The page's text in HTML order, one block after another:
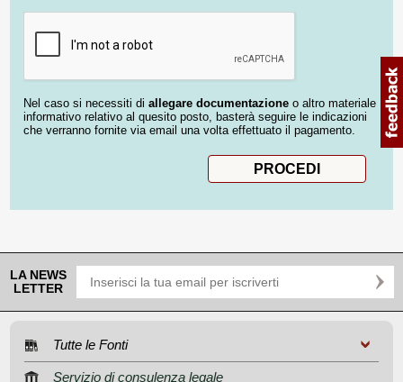
Nel caso si necessiti di allegare documentazione o altro materiale
informativo relativo al quesito posto, basterà seguire le indicazioni
che verranno fornite via email una volta effettuato il pagamento.
LA NEWS
LETTER
Tutte le Fonti
Servizio di consulenza legale